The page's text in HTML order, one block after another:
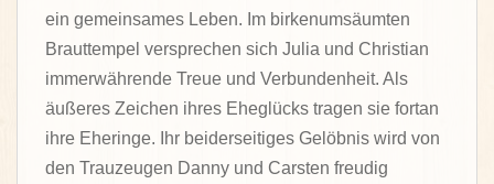
ein gemeinsames Leben. Im birkenumsäumten
Brauttempel versprechen sich Julia und Christian
immerwährende Treue und Verbundenheit. Als
äußeres Zeichen ihres Eheglücks tragen sie fortan
ihre Eheringe. Ihr beiderseitiges Gelöbnis wird von
den Trauzeugen Danny und Carsten freudig